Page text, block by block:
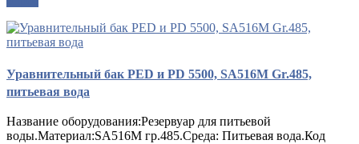
Уравнительный бак PED и PD 5500, SA516M Gr.485,
питьевая вода
Название оборудования:Резервуар для питьевой
воды.Материал:SA516M гр.485.Среда: Питьевая вода.Код